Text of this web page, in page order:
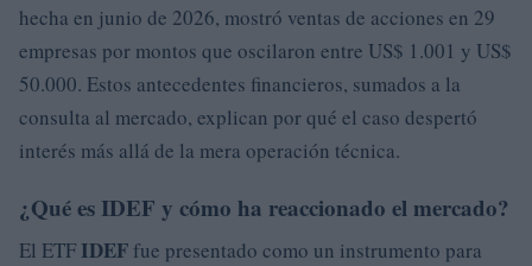
hecha en junio de 2026, mostró ventas de acciones en 29
empresas por montos que oscilaron entre US$ 1.001 y US$
50.000. Estos antecedentes financieros, sumados a la
consulta al mercado, explican por qué el caso despertó
interés más allá de la mera operación técnica.
¿Qué es IDEF y cómo ha reaccionado el mercado?
El ETF IDEF fue presentado como un instrumento para